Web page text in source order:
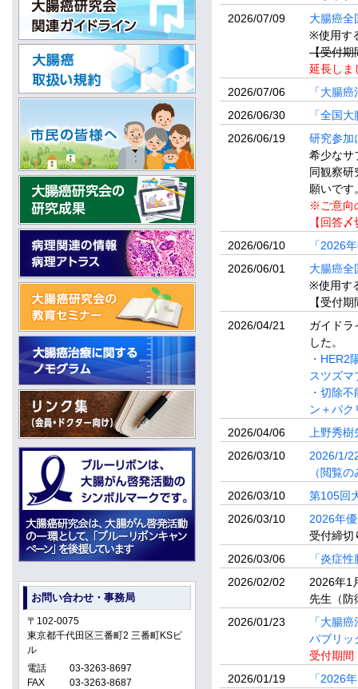
2026/07/09
大腸癌全
※使用す
【受付期
延長し
2026/07/06
「大腸
2026/06/30
「全国
2026/06/19
研究参加
希少なサ
同観察研
願いです
※ご意向
【回答
2026/06/10
「2026
2026/06/01
大腸癌全
※使用す
【受付
2026/04/21
ガイドラ
した。
・HER2
スツズ
・切除
ン＋パ
2026/04/06
上野秀
2026/03/10
2026/1/
（閲覧
2026/03/10
第105回
2026/03/10
2026年
受付締切
2026/03/06
「炎症
2026/02/02
2026年1
先生（防
2026/01/23
「大腸
パブリッ
受付期間
2026/01/19
「2026
お問い合わせ・事務局
〒102-0075
東京都千代田区三番町2 三番町KSビ
ル
電話
03-3263-8697
FAX
03-3263-8687